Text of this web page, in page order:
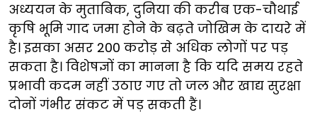
अध्ययन के मुताबिक, दुनिया की करीब एक-चौथाई
कृषि भूमि गाद जमा होने के बढ़ते जोखिम के दायरे में
है। इसका असर 200 करोड़ से अधिक लोगों पर पड़
सकता है। विशेषज्ञों का मानना है कि यदि समय रहते
प्रभावी कदम नहीं उठाए गए तो जल और खाद्य सुरक्षा
दोनों गंभीर संकट में पड़ सकती हैं।